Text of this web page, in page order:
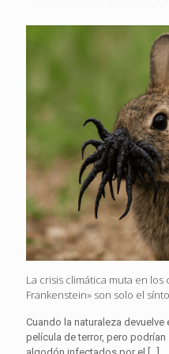
La crisis climática muta en los
Frankenstein» son solo el
Cuando la naturaleza
película de terror, pero